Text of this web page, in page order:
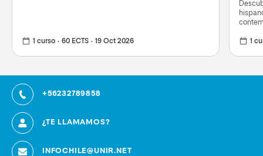
1 curso 60 ECTS 19 Oct 2026 1
+56232789858
¿TE LLAMAMOS?
INFOCHILE@UNIR.NET